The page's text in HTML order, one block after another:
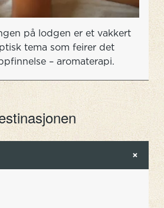
på lodgen er et vakkert
tema som feirer det
– aromaterapi.